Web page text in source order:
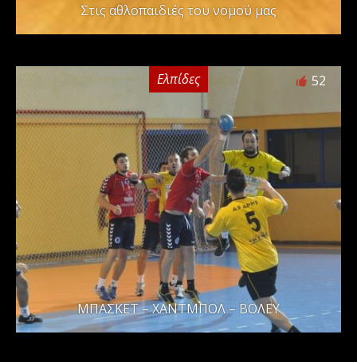
Στις αθλοπαιδιές του νομού μας
Ελπίδες 52
ΜΠΑΣΚΕΤ – ΧΑΝΤΜΠΟΛ – ΒΟΛΕΥ